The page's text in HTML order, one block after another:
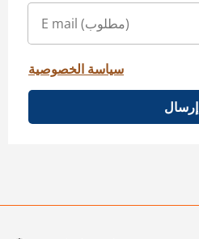
سياسة الخصوصية
إرسال